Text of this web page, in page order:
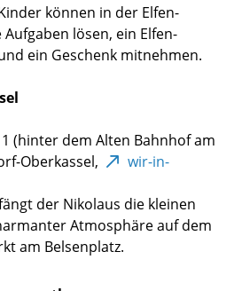
können in der Elfen-
Aufgaben lösen, ein Elfen-
ein Geschenk mitnehmen.
(hinter dem Alten Bahnhof am
Oberkassel,
wir-in-
der Nikolaus die kleinen
Atmosphäre auf dem
am Belsenplatz.